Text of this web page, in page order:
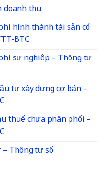
doanh thu
hình thành tài sản cố
BTC
sự nghiệp – Thông tư
tư xây dựng cơ bản –
thuế chưa phân phối –
Thông tư số